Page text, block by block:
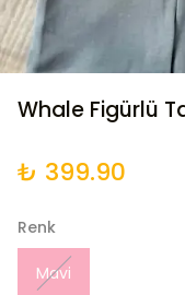
Whale Figürlü
₺ 399.90
Renk
Mavi